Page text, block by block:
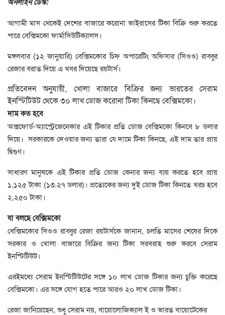
আগামী মাস থেকেই দেশের বাজারে করোনা ভাইরাসের টিকা বিক্রি শুরু করতে
পারে বেক্সিমকো ফার্মাসিউটিক্যালস।
মঙ্গলবার (১২ জানুয়ারি) বেক্সিমকোর চিফ অপারেটিং অফিসার (সিওও) রাব্বুর
রেজার বরাত দিয়ে এ খবর দিয়েছে রয়টার্স।
প্রতিবেদন অনুযায়ী, খোলা বাজারে বিক্রির জন্য ভারতের সেরাম
ইনস্টিটিউট থেকে ৩০ লাখ ডোজ করোনা টিকা কিনছে বেক্সিমকো।
দাম কত হবে
অক্সফোর্ড-অ্যাস্ট্রেজেনেকার এই টিকার প্রতি ডোজ বেক্সিমকো কিনবে ৮ ডলার
দিয়ে। সরকারকে দেওয়ার জন্য তারা যে দামে টিকা কিনছে, এই দাম তার প্রায়
দ্বিগুণ।
সাধারণ মানুষকে এই টিকার প্রতি ডোজ কেনার জন্য ব্যয় করতে হবে প্রায়
১,১২৫ টাকা (১৩.২৭ ডলার)। প্রত্যেকের জন্য দুই ডোজ টিকা কিনতে খরচ হবে
২,২৫০ টাকা।
যা বলছে বেক্সিমকো
বেক্সিমকোর সিওও রাব্বুর রেজা রয়টার্সকে জানান, চলতি মাসের শেষের দিকে
সরকার ও খোলা বাজারে বিক্রির জন্য টিকা সরবরাহ শুরু করবে সেরাম
ইনস্টিটিউট।
এরইমধ্যে সেরাম ইনস্টিটিউটের সঙ্গে ১০ লাখ ডোজ টিকার জন্য চুক্তি করেছে
বেক্সিমকো। এর সঙ্গে যোগ হতে পারে আরও ২০ লাখ ডোজ টিকা।
রেজা জানিয়েছেন, শুধু সেরাম নয়, বায়োলোজিক্যাল ই ও ভারত বায়োটেকের